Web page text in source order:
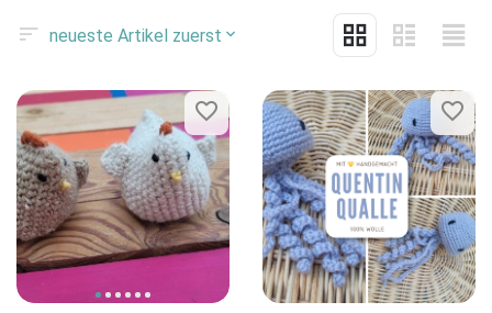
neueste Artikel zuerst